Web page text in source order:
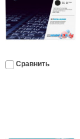
Сравнить